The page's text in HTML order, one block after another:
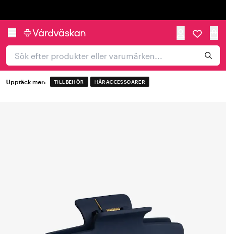
Upptäck mer: TILLBEHÖR HÅRACCESSOARER